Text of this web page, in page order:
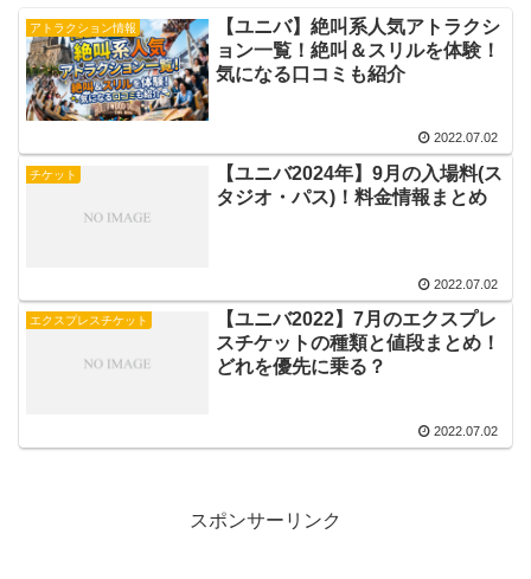
アトラクション情報
【ユニバ】絶叫系人気アトラクシ
ョン一覧！絶叫＆スリルを体験！
気になる口コミも紹介
2022.07.02
チケット
【ユニバ2024年】9月の入場料(ス
タジオ・パス)！料金情報まとめ
2022.07.02
エクスプレスチケット
【ユニバ2022】7月のエクスプレ
スチケットの種類と値段まとめ！
どれを優先に乗る？
2022.07.02
スポンサーリンク